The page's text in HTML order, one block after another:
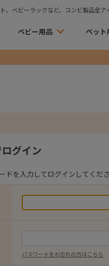
、ベビーラックなど、コンビ製品全ア
ベビー用品 ペット
グイン
ドを入力してログインしてくださ
パスワードをお忘れの方はこちら